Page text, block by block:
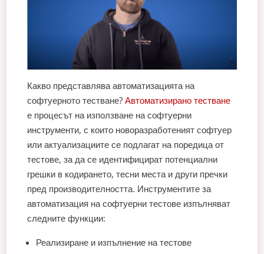
Какво представлява автоматизацията на
софтуерното тестване?Автоматизирано тестване
е процесът на използване на софтуерни
инструменти, с които новоразработеният софтуер
или актуализациите се подлагат на поредица от
тестове, за да се идентифицират потенциални
грешки в кодирането, тесни места и други пречки
пред производителността. Инструментите за
автоматизация на софтуерни тестове изпълняват
следните функции:
Реализиране и изпълнение на тестове